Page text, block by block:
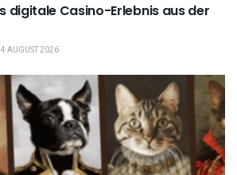
digitale Casino-Erlebnis aus der
4 AUGUST 2026